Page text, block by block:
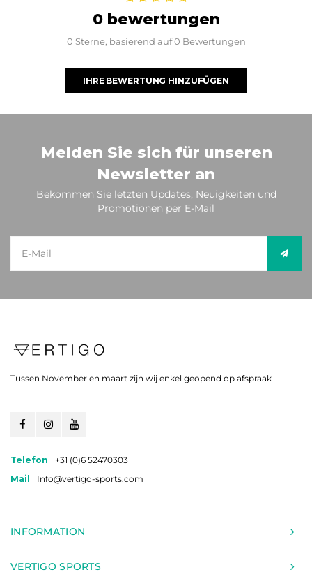
0 bewertungen
0 Sterne, basierend auf 0 Bewertungen
IHRE BEWERTUNG HINZUFÜGEN
Melden Sie sich für unseren
Newsletter an
Bekommen Sie letzten Updates, Neuigkeiten und
Promotionen per E-Mail
Tussen November en maart zijn wij enkel geopend op afspraak
Telefon
+31 (0)6 52470303
Mail
Info@vertigo-sports.com
INFORMATION
VERTIGO SPORTS